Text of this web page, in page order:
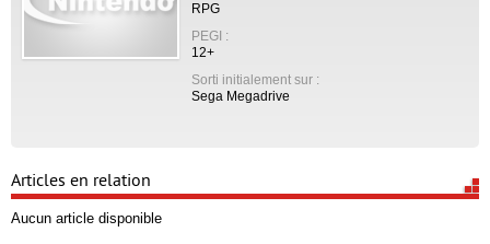
RPG
PEGI :
12+
Sorti initialement sur :
Sega Megadrive
Articles en relation
Aucun article disponible